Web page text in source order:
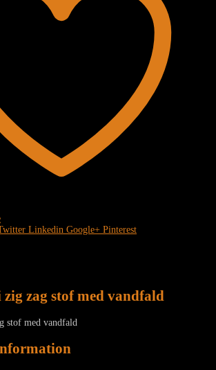
Linkedin Google+ Pinterest
zag stof med vandfald
stof med vandfald